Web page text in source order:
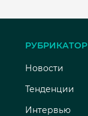
РУБРИКАТОР
Новости
Тенденции
Интервью